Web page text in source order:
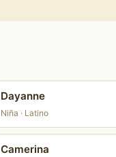
Dayanne
Niña · Latino
Camerina